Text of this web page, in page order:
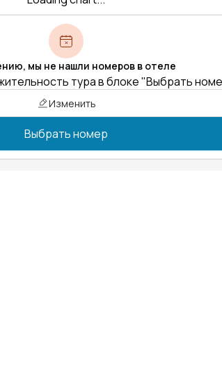
мы не нашли номеров в отеле
тура в блоке "Выбрать
Изменить
Выбрать номер